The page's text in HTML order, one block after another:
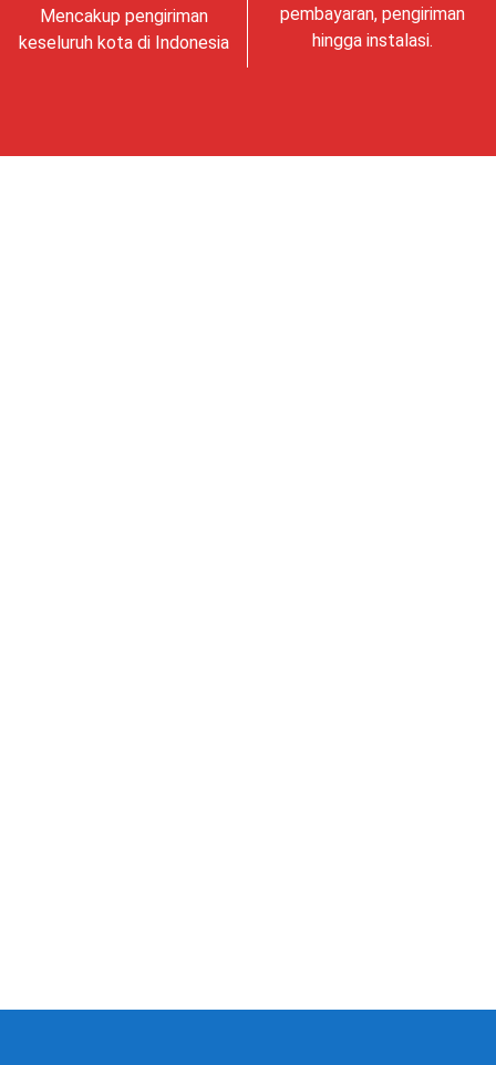
Mencakup pengiriman
keseluruh kota di Indonesia
pembayaran, pengiriman
hingga instalasi.